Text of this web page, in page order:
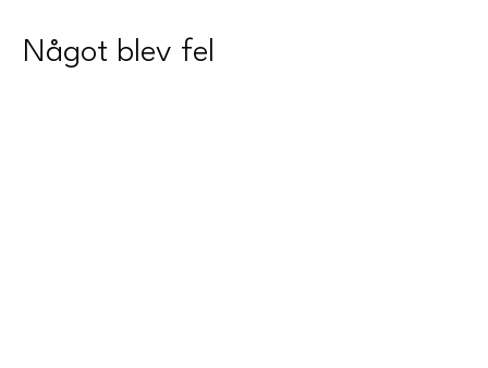
Något blev fel